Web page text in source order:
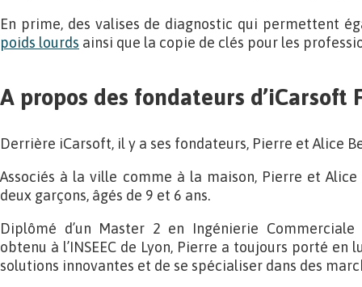
En prime, des valises de diagnostic qui permettent
poids lourds ainsi que la copie de clés pour les
A propos des fondateurs d’iCarsoft
Derrière iCarsoft, il y a ses fondateurs, Pierre et Alice
Associés à la ville comme à la maison, Pierre et
deux garçons, âgés de 9 et 6 ans.
Diplômé d’un Master 2 en Ingénierie
obtenu à l’INSEEC de Lyon, Pierre a toujours porté en
solutions innovantes et de se spécialiser dans des